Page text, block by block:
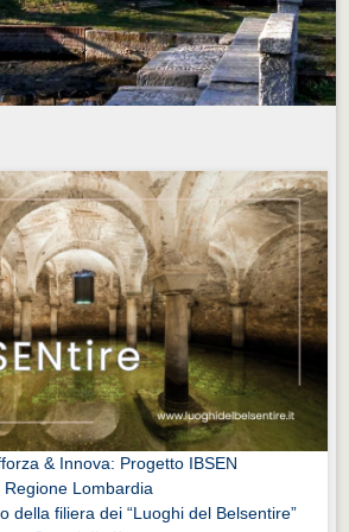
rapida
& Innova: Progetto IBSEN
Regione Lombardia
della filiera dei “Luoghi del Belsentire”